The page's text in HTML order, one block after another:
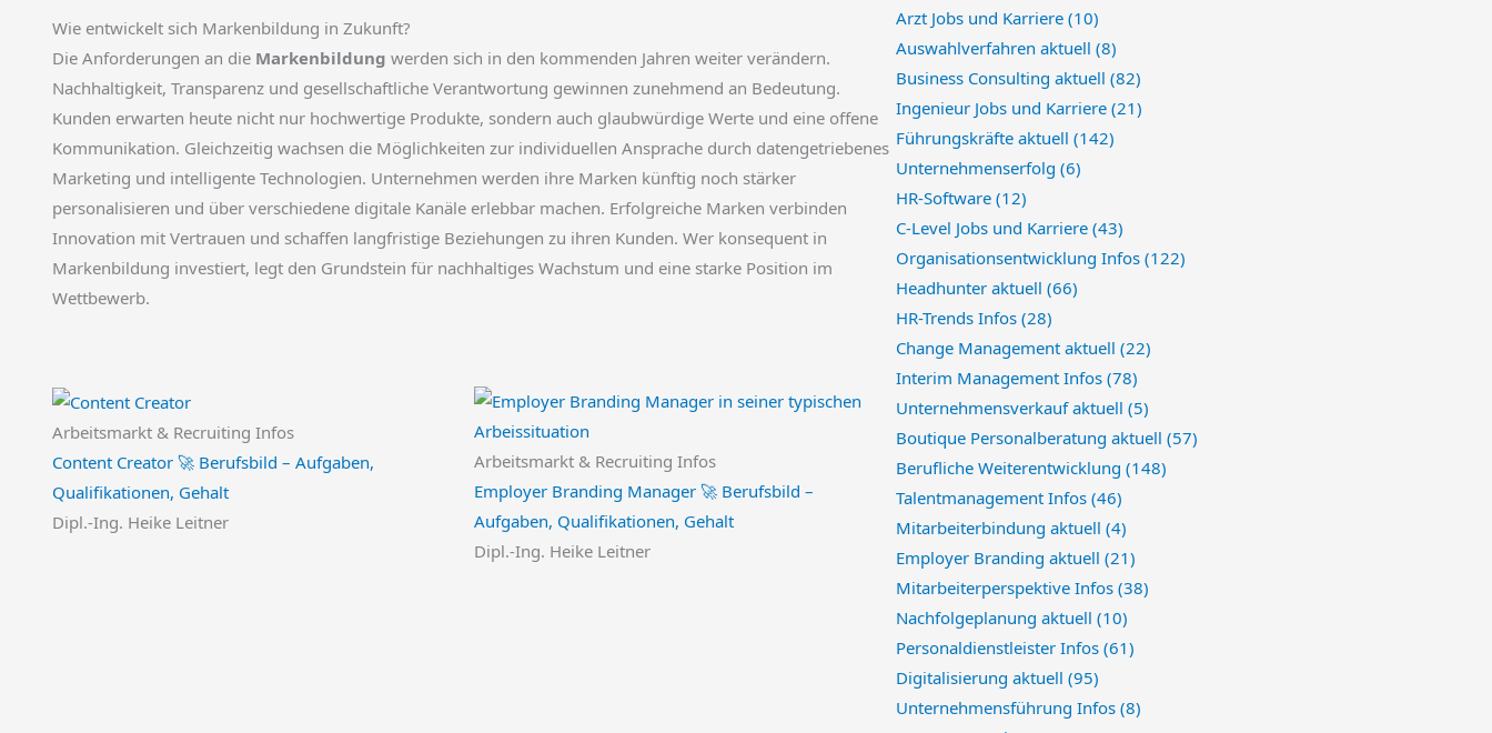
Wie entwickelt sich Markenbildung in Zukunft?
Die Anforderungen an die Markenbildung werden sich in den kommenden Jahren weiter verändern.
Nachhaltigkeit, Transparenz und gesellschaftliche Verantwortung gewinnen zunehmend an Bedeutung.
Kunden erwarten heute nicht nur hochwertige Produkte, sondern auch glaubwürdige Werte und eine offene
Kommunikation. Gleichzeitig wachsen die Möglichkeiten zur individuellen Ansprache durch datengetriebenes
Marketing und intelligente Technologien. Unternehmen werden ihre Marken künftig noch stärker
personalisieren und über verschiedene digitale Kanäle erlebbar machen. Erfolgreiche Marken verbinden
Innovation mit Vertrauen und schaffen langfristige Beziehungen zu ihren Kunden. Wer konsequent in
Markenbildung investiert, legt den Grundstein für nachhaltiges Wachstum und eine starke Position im
Wettbewerb.
Arbeitsmarkt & Recruiting Infos
Content Creator 🚀 Berufsbild – Aufgaben,
Qualifikationen, Gehalt
Dipl.-Ing. Heike Leitner
Arbeitsmarkt & Recruiting Infos
Employer Branding Manager 🚀 Berufsbild –
Aufgaben, Qualifikationen, Gehalt
Dipl.-Ing. Heike Leitner
Arzt Jobs und Karriere (10)
Auswahlverfahren aktuell (8)
Business Consulting aktuell (82)
Ingenieur Jobs und Karriere (21)
Führungskräfte aktuell (142)
Unternehmenserfolg (6)
HR-Software (12)
C-Level Jobs und Karriere (43)
Organisationsentwicklung Infos (122)
Headhunter aktuell (66)
HR-Trends Infos (28)
Change Management aktuell (22)
Interim Management Infos (78)
Unternehmensverkauf aktuell (5)
Boutique Personalberatung aktuell (57)
Berufliche Weiterentwicklung (148)
Talentmanagement Infos (46)
Mitarbeiterbindung aktuell (4)
Employer Branding aktuell (21)
Mitarbeiterperspektive Infos (38)
Nachfolgeplanung aktuell (10)
Personaldienstleister Infos (61)
Digitalisierung aktuell (95)
Unternehmensführung Infos (8)